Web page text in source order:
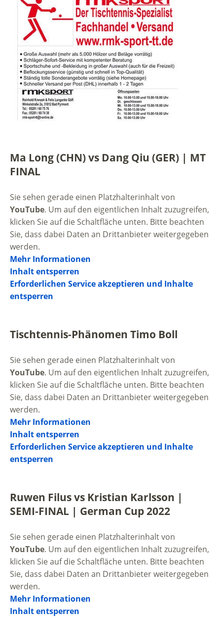
Ma Long (CHN) vs Dang Qiu (GER) | MT
FINAL
Sie sehen gerade einen Platzhalterinhalt von
YouTube. Um auf den eigentlichen Inhalt zuzugreifen,
klicken Sie auf die Schaltfläche unten. Bitte beachten
Sie, dass dabei Daten an Drittanbieter weitergegeben
werden.
Mehr Informationen
Inhalt entsperren
Erforderlichen Service akzeptieren und Inhalte
entsperren
Tischtennis-Phänomen Timo Boll
Sie sehen gerade einen Platzhalterinhalt von
YouTube. Um auf den eigentlichen Inhalt zuzugreifen,
klicken Sie auf die Schaltfläche unten. Bitte beachten
Sie, dass dabei Daten an Drittanbieter weitergegeben
werden.
Mehr Informationen
Inhalt entsperren
Erforderlichen Service akzeptieren und Inhalte
entsperren
Ruwen Filus vs Kristian Karlsson |
SEMI-FINAL | German Cup 2022
Sie sehen gerade einen Platzhalterinhalt von
YouTube. Um auf den eigentlichen Inhalt zuzugreifen,
klicken Sie auf die Schaltfläche unten. Bitte beachten
Sie, dass dabei Daten an Drittanbieter weitergegeben
werden.
Mehr Informationen
Inhalt entsperren